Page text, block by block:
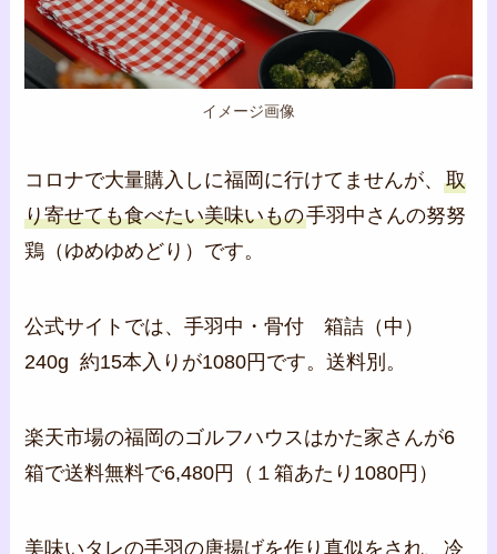
イメージ画像
コロナで大量購入しに福岡に行けてませんが、取
り寄せても食べたい美味いもの手羽中さんの努努
鶏（ゆめゆめどり）です。
公式サイトでは、手羽中・骨付 箱詰（中）
240g 約15本入りが1080円です。送料別。
楽天市場の福岡のゴルフハウスはかた家さんが6
箱で送料無料で6,480円（１箱あたり1080円）
美味いタレの手羽の唐揚げを作り真似をされ、冷